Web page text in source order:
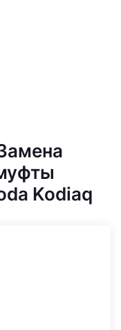
Kodiaq